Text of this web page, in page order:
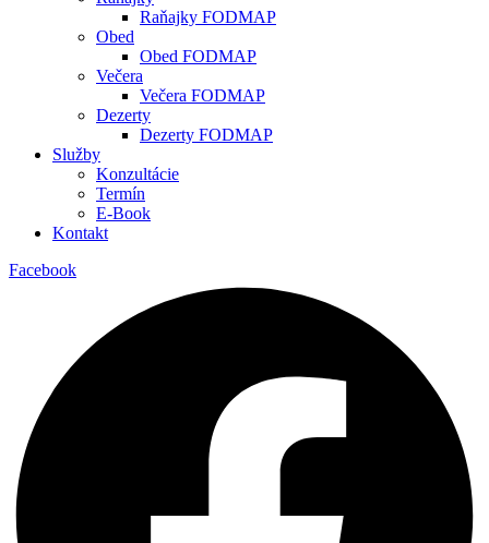
Raňajky FODMAP
Obed
Obed FODMAP
Večera
Večera FODMAP
Dezerty
Dezerty FODMAP
Služby
Konzultácie
Termín
E-Book
Kontakt
Facebook